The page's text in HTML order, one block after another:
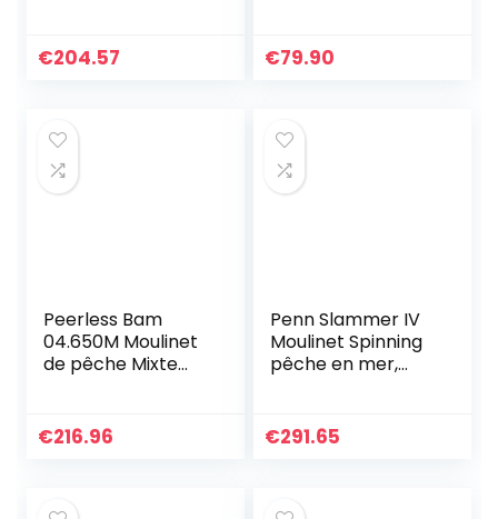
€204.57 €79.90
Peerless Bam
04.650M Moulinet
de pêche Mixte
€216.96
Penn Slammer IV
Moulinet Spinning
pêche en mer,
au leurre, Bar, lieus,
€291.65